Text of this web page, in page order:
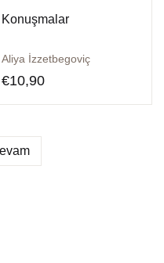
Konuşmalar
Aliya İzzetbegoviç
€10,90